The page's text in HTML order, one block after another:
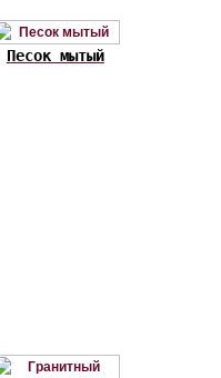
Песок мытый